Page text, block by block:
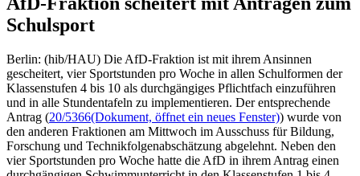
Schulsport
Berlin: (hib/HAU) Die AfD-Fraktion ist mit ihrem Ansinnen
gescheitert, vier Sportstunden pro Woche in allen Schulformen der
Klassenstufen 4 bis 10 als durchgängiges Pflichtfach einzuführen
und in alle Stundentafeln zu implementieren. Der entsprechende
Antrag (20/5366(Dokument, öffnet ein neues Fenster)) wurde von
den anderen Fraktionen am Mittwoch im Ausschuss für Bildung,
Forschung und Technikfolgenabschätzung abgelehnt. Neben den
vier Sportstunden pro Woche hatte die AfD in ihrem Antrag einen